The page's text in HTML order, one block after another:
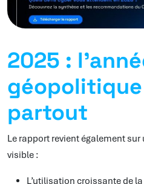
2025 :
géopolitique
partout
Le rapport revient également
visible :
L’utilisation croissante de la